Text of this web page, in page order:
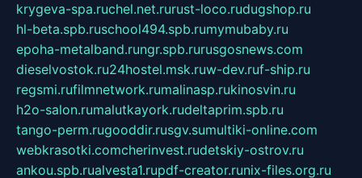
krygeva-spa.ruchel.net.rurust-loco.rudugshop.ru
hl-beta.spb.ruschool494.spb.rumymubaby.ru
epoha-metalband.rungr.spb.rurusgosnews.com
dieselvostok.ru24hostel.msk.ruw-dev.ruf-ship.ru
regsmi.rufilmnetwork.rumalinasp.rukinosvin.ru
h2o-salon.rumalutkayork.rudeltaprim.spb.ru
tango-perm.rugooddir.rusgv.sumultiki-online.com
webkrasotki.comcherinvest.rudetskiy-ostrov.ru
ankou.spb.rualvesta1.rupdf-creator.runix-files.org.ru